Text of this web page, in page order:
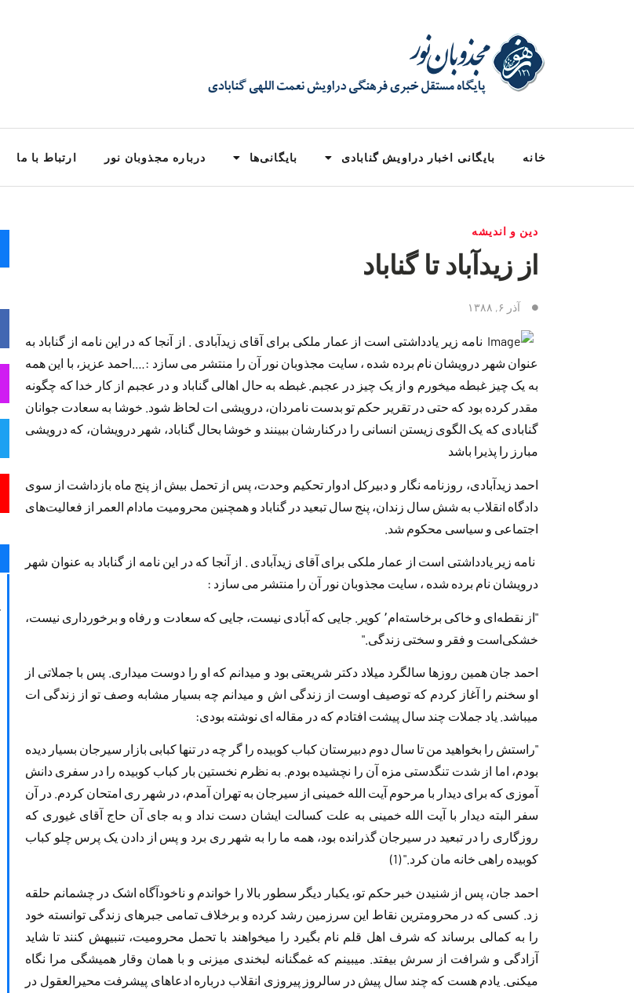
خانه بایگانی اخبار دراویش گنابادی بایگانی‌ها درباره مجذوبان نور ارتباط با ما
دین و اندیشه
از زیدآباد تا گناباد
آذر ۶, ۱۳۸۸
نامه زیر یادداشتی است از عمار ملکی برای آقای زیدآبادی . از آنجا که در این نامه از گناباد به
عنوان شهر درویشان نام برده شده ، سایت مجذوبان نور آن را منتشر می سازد :….احمد عزیز، با این همه
به یک چیز غبطه میخورم و از یک چیز در عجبم. غبطه به حال اهالی گناباد و در عجبم از کار خدا که چگونه
مقدر کرده بود که حتی در تقریر حکم تو بدست نامردان، درویشی ات لحاظ شود. خوشا به سعادت جوانان
گنابادی که یک الگوی زیستن انسانی را درکنارشان ببینند و خوشا بحال گناباد، شهر درویشان، که درویشی
مبارز را پذیرا باشد
احمد زيدآبادی، روزنامه نگار و دبيرکل ادوار تحکيم وحدت، پس از تحمل بیش از پنج ماه بازداشت از سوی
دادگاه انقلاب به شش سال زندان، پنج سال تبعید در گناباد و همچنین محرومیت مادام العمر از فعالیت‌های
اجتماعی و سیاسی محکوم شد.
نامه زیر یادداشتی است از عمار ملکی برای آقای زیدآبادی . از آنجا که در این نامه از گناباد به عنوان شهر
درویشان نام برده شده ، سایت مجذوبان نور آن را منتشر می سازد :
"از نقطه‌ای و خاکی برخاسته‌ام‌٬ کویر. جایی که آبادی نیست‌، جایی که سعادت و رفاه و برخورداری نیست،
خشکی‌است و فقر و سختی زندگی."
احمد جان همین روزها سالگرد میلاد دکتر شریعتی بود و میدانم که او را دوست میداری. پس با جملاتی از
او سخنم را آغاز کردم که توصیف اوست از زندگی اش و میدانم چه بسیار مشابه وصف تو از زندگی ات
میباشد. یاد جملات چند سال پیشت افتادم که در مقاله ای نوشته بودی:
"راستش را بخواهید من تا سال دوم دبیرستان کباب کوبیده را گر چه در تنها کبابی بازار سیرجان بسیار دیده
بودم، اما از شدت تنگدستی مزه آن را نچشیده بودم. به نظرم نخستین بار کباب کوبیده را در سفری دانش
آموزی که برای دیدار با مرحوم آیت الله خمینی از سیرجان به تهران آمدم، در شهر ری امتحان کردم. در آن
سفر البته دیدار با آیت الله خمینی به علت کسالت ایشان دست نداد و به جای آن حاج آقای غیوری که
روزگاری را در تبعید در سیرجان گذرانده بود، همه ما را به شهر ری برد و پس از دادن یک پرس چلو کباب
کوبیده راهی خانه مان کرد." (1)
احمد جان، پس از شنیدن خبر حکم تو، یکبار دیگر سطور بالا را خواندم و ناخودآگاه اشک در چشمانم حلقه
زد. کسی که در محرومترین نقاط این سرزمین رشد کرده و برخلاف تمامی جبرهای زندگی توانسته خود
را به کمالی برساند که شرف اهل قلم نام بگیرد را میخواهند با تحمل محرومیت، تنبیهش کنند تا شاید
آزادگی و شرافت از سرش بیفتد. میبینم که غمگنانه لبخندی میزنی و با همان وقار همیشگی مرا نگاه
میکنی. یادم هست که چند سال پیش در سالروز پیروزی انقلاب درباره ادعاهای پیشرفت محیرالعقول در